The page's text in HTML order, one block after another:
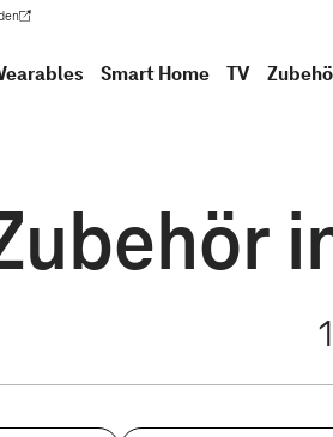
Tab geöffnet)
Smart Home TV
1